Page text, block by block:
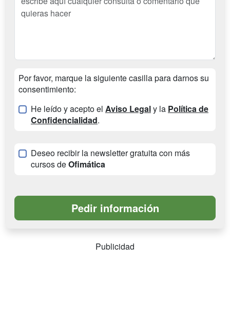
Por favor, marque la siguiente casilla para darnos su
consentimiento:
He leído y acepto el Aviso Legaly la Política de
Confidencialidad.
Deseo recibir la newsletter gratuita con más
cursos deOfimática
Publicidad